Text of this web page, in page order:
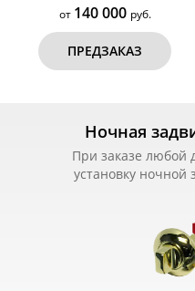
от 140 000 руб.
ПРЕДЗАКАЗ
Ночная
При заказе любой
установку